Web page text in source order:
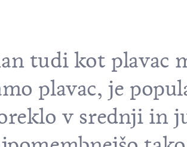
tudi kot plavac
plavac, je
v srednji in